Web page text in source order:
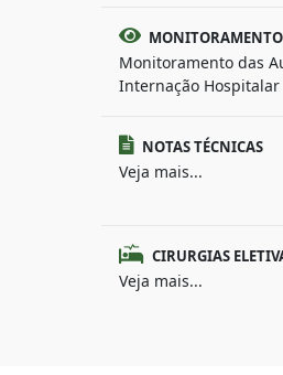
Monitoramento das
Internação Hospitalar
NOTAS TÉCNICAS
Veja mais...
CIRURGIAS
Veja mais...